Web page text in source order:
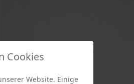
Cookies
Website. Einige